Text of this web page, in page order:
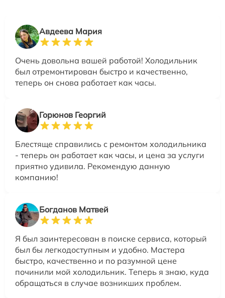
Авдеева Мария
Очень довольна вашей работой! Холодильник
был отремонтирован быстро и качественно,
теперь он снова работает как часы.
Горюнов Георгий
Блестяще справились с ремонтом холодильника
- теперь он работает как часы, и цена за услуги
приятно удивила. Рекомендую данную
компанию!
Богданов Матвей
Я был заинтересован в поиске сервиса, который
был бы легкодоступным и удобно. Мастера
быстро, качественно и по разумной цене
починили мой холодильник. Теперь я знаю, куда
обращаться в случае возникших проблем.